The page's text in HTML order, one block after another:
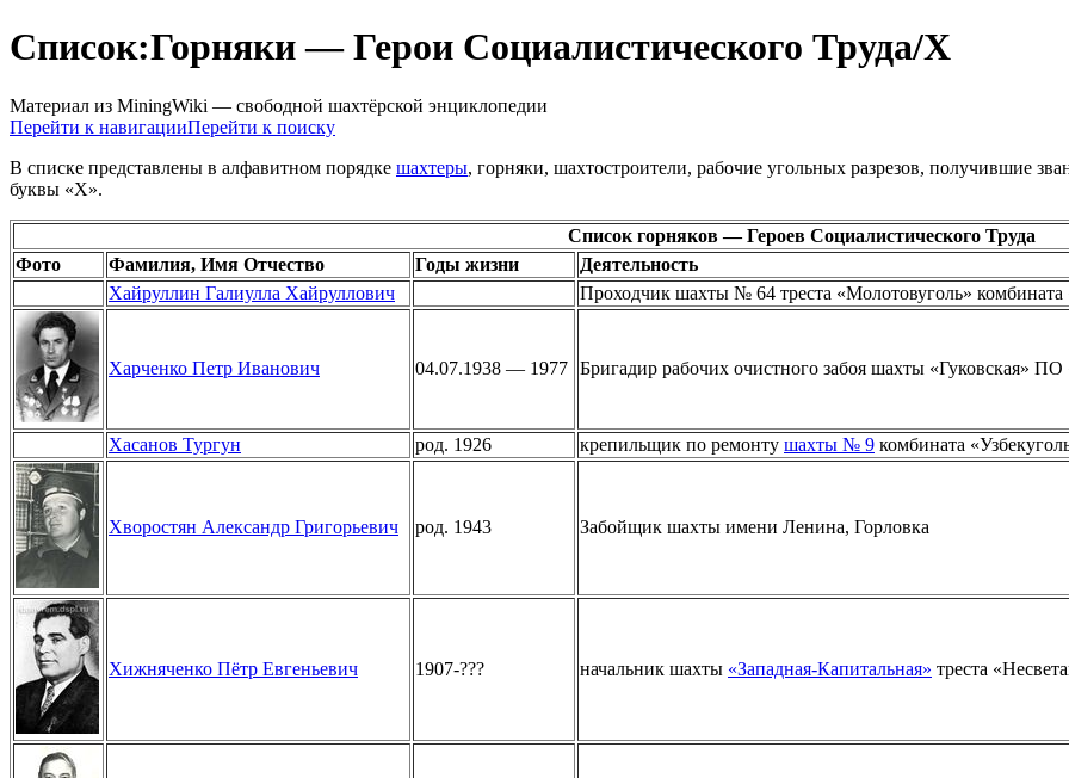
Список:Горняки — Герои Социалистического Труда/Х
Материал из MiningWiki — свободной шахтёрской энциклопедии
Перейти к навигацииПерейти к поиску
В списке представлены в алфавитном порядке шахтеры, горняки, шахтостроители, рабочие угольных разрезов, получившие
буквы «Х».
Список горняков — Героев Социалистического Труда
Фото
Фамилия, Имя Отчество Годы жизни Деятельность
Хайруллин Галиулла Хайруллович
Проходчик шахты № 64 треста «Молотовуголь» комбината
Харченко Петр Иванович 04.07.1938 — 1977 Бригадир рабочих очистного забоя шахты «Гуковская» ПО
Хасанов Тургун род. 1926 крепильщик по ремонту шахты № 9 комбината
Хворостян Александр Григорьевич род. 1943 Забойщик шахты имени Ленина, Горловка
Хижняченко Пётр Евгеньевич 1907-??? начальник шахты «Западная-Капитальная» треста